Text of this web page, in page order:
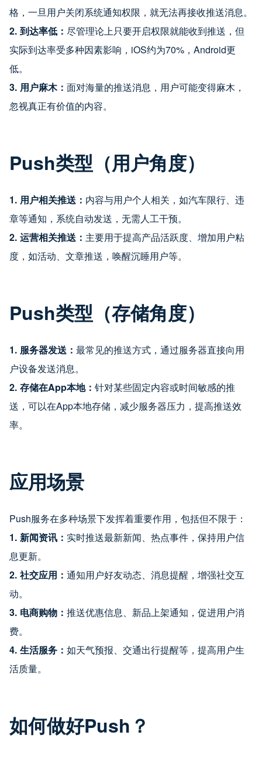
格，一旦用户关闭系统通知权限，就无法再接收推送消息。
2. 到达率低： 尽管理论上只要开启权限就能收到推送，但
实际到达率受多种因素影响，iOS约为70%，Android更
低。
3. 用户麻木： 面对海量的推送消息，用户可能变得麻木，
忽视真正有价值的内容。
Push类型（用户角度）
1. 用户相关推送： 内容与用户个人相关，如汽车限行、违
章等通知，系统自动发送，无需人工干预。
2. 运营相关推送： 主要用于提高产品活跃度、增加用户粘
度，如活动、文章推送，唤醒沉睡用户等。
Push类型（存储角度）
1. 服务器发送： 最常见的推送方式，通过服务器直接向用
户设备发送消息。
2. 存储在App本地： 针对某些固定内容或时间敏感的推
送，可以在App本地存储，减少服务器压力，提高推送效
率。
应用场景
Push服务在多种场景下发挥着重要作用，包括但不限于：
1. 新闻资讯： 实时推送最新新闻、热点事件，保持用户信
息更新。
2. 社交应用： 通知用户好友动态、消息提醒，增强社交互
动。
3. 电商购物： 推送优惠信息、新品上架通知，促进用户消
费。
4. 生活服务： 如天气预报、交通出行提醒等，提高用户生
活质量。
如何做好Push？